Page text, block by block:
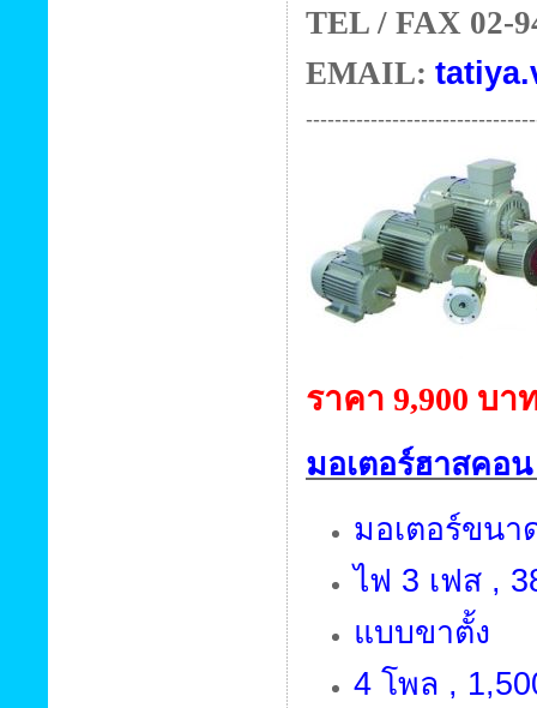
TEL / FAX 02-
EMAIL: tatiya.
ราคา 9,900 บา
มอเตอร์ฮาสคอ
มอเตอร์ขนา
ไฟ 3 เฟส ,
แบบขาตั้ง
4 โพล ,